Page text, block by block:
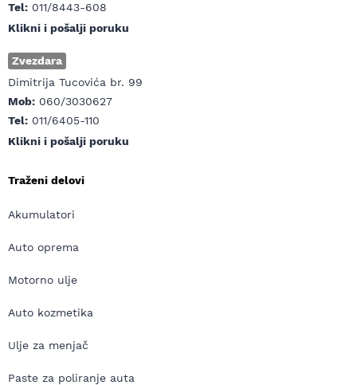
Tel: 011/8443-608
Klikni i pošalji poruku
Zvezdara
Dimitrija Tucovića br. 99
Mob: 060/3030627
Tel: 011/6405-110
Klikni i pošalji poruku
Traženi delovi
Akumulatori
Auto oprema
Motorno ulje
Auto kozmetika
Ulje za menjač
Paste za poliranje auta